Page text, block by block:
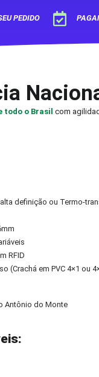
PEDIDO
todo o Brasil com
definição ou Termo-
RFID
(Crachá em PVC 4×1 ou
Antônio do Monte